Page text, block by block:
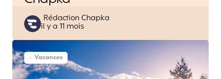
Posted
by
Rédaction Chapka
il y a 11 mois
Vacances